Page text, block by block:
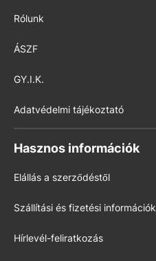
Rólunk
ÁSZF
GY.I.K.
Adatvédelmi tájékoztató
Hasznos információk
Elállás a szerződéstől
Szállítási és fizetési információk
Hírlevél-feliratkozás